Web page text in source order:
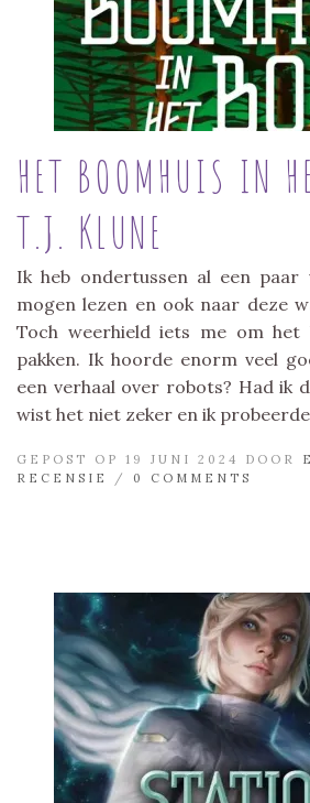
HET BOOMHUIS IN
T.J. KLUNE
Ik heb ondertussen al een paar
mogen lezen en ook naar deze
Toch weerhield iets me om
pakken. Ik hoorde enorm veel
een verhaal over robots? Had ik
wist het niet zeker en ik
GEPOST OP 19 JUNI 2024 DOOR
RECENSIE
/ 0 COMMENTS